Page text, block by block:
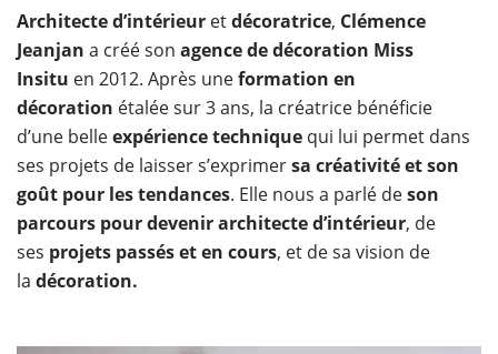
Architecte d’intérieur etdécoratrice, Clémence
Jeanjan a créé son agence de décoration Miss
Insitu en 2012. Après uneformation en
décoration étalée sur 3 ans, la créatrice bénéficie
d’une belleexpérience technique qui lui permet dans
ses projets de laisser s’exprimersa créativité et son
goût pour les tendances. Elle nous a parlé deson
parcours pour devenir architecte d’intérieur, de
ses projets passés et en cours, et de sa vision de
la décoration.